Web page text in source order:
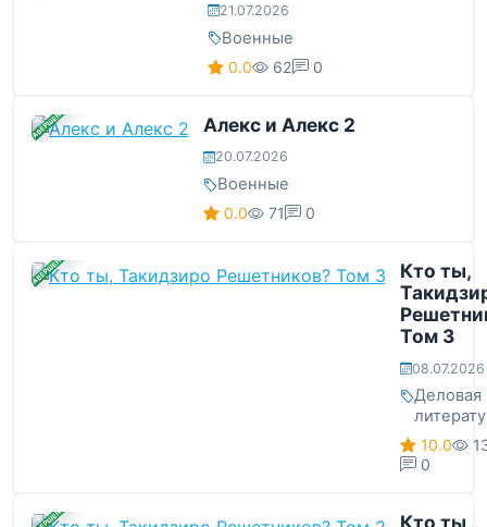
21.07.2026
Военные
0.0 62 0
ЗАВЕРШЕНА Алекс и Алекс 2
20.07.2026
Военные
0.0 71 0
ЗАВЕРШЕНА
Кто ты,
Том 3
08.07.2026
Деловая
10.0
0